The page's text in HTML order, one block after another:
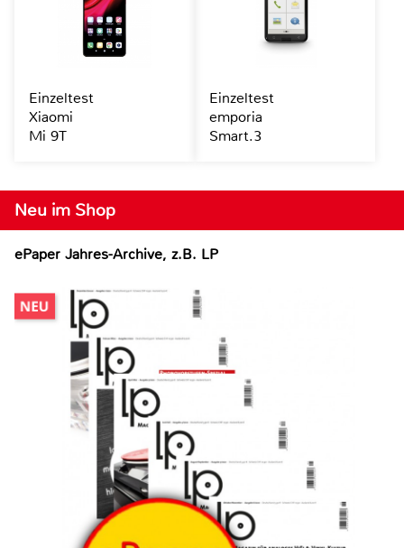
Neu im Shop
ePaper Jahres-Archive, z.B. LP
Einzeltest
Xiaomi
Mi 9T
Einzeltest
emporia
Smart.3